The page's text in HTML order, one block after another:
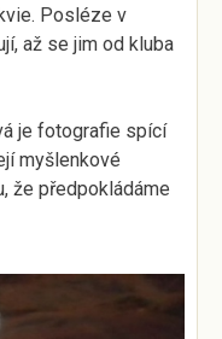
Posléze v
až se jim od kluba
je fotografie spící
myšlenkové
že předpokládáme